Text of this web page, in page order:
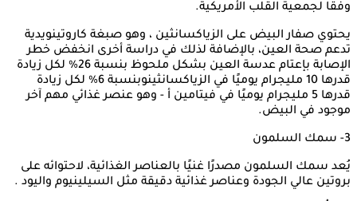
وفقًا لجمعية القلب الأمريكية.
يحتوي صفار البيض على الزياكسانثين ، وهو صبغة كاروتينويدية
تدعم صحة العين، بالإضافة لذلك في دراسة أخرى انخفض خطر
الإصابة بإعتام عدسة العين بشكل ملحوظ بنسبة 26% لكل زيادة
قدرها 10 مليجرام يوميًا في الزياكسانثينوبنسبة 6% لكل زيادة
قدرها 5 مليجرام يوميًا في فيتامين أ - وهو عنصر غذائي مهم آخر
موجود في البيض.
3- سمك السلمون
يُعد سمك السلمون مصدرًا غنيًا بالعناصر الغذائية، لاحتوائه على
بروتين عالي الجودة وعناصر غذائية دقيقة مثل السيلينيوم واليود .